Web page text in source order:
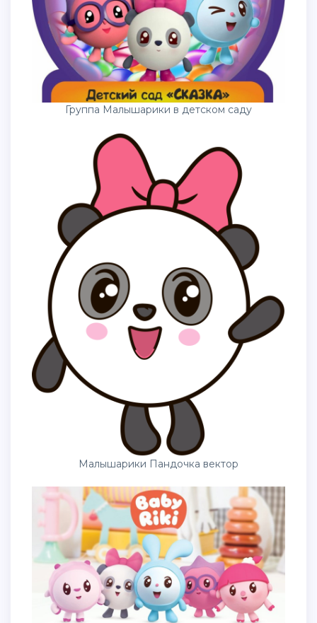
Группа Малышарики в детском саду
Малышарики Пандочка вектор